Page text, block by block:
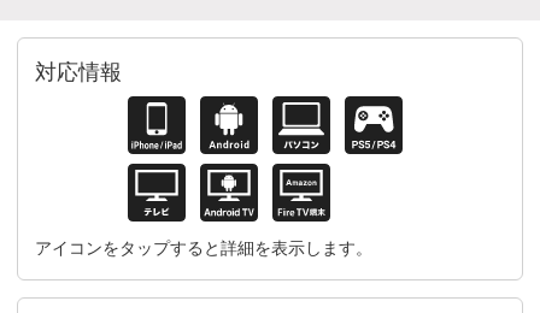
対応情報
アイコンをタップすると詳細を表示します。